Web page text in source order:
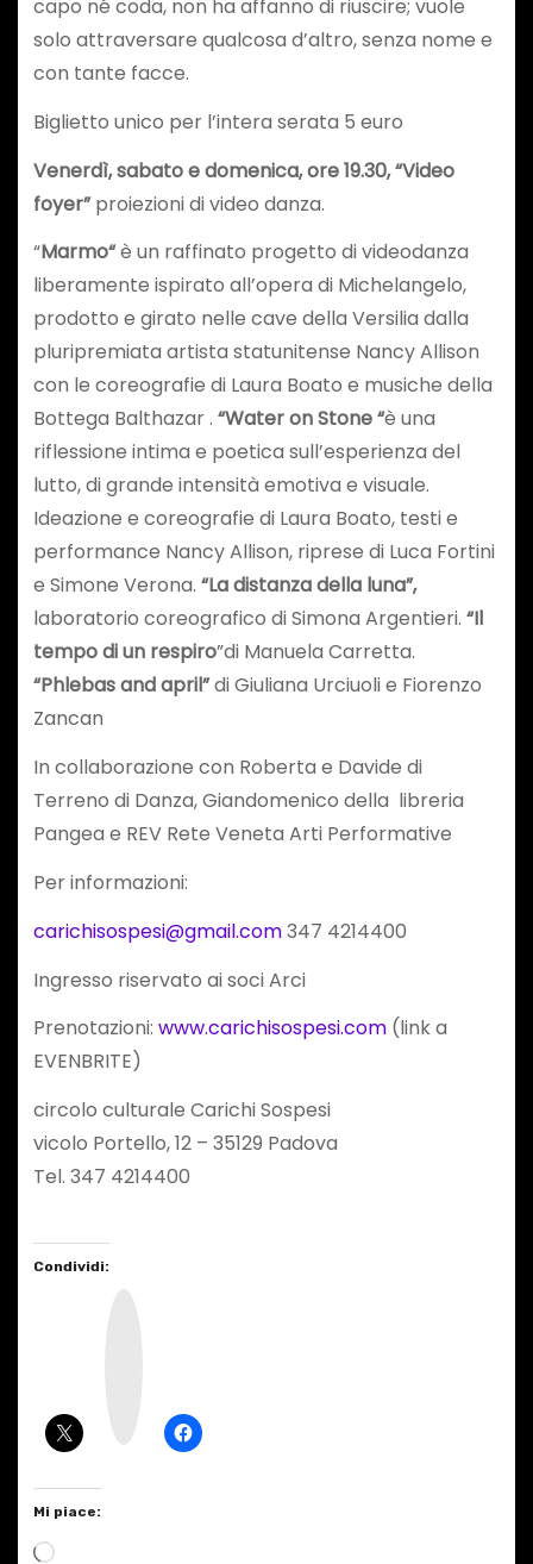
capo né coda, non ha affanno di riuscire; vuole
solo attraversare qualcosa d’altro, senza nome e
con tante facce.
Biglietto unico per l’intera serata 5 euro
Venerdì, sabato e domenica, ore 19.30, “Video
foyer”proiezioni di video danza.
“Marmo“è un raffinato progetto di videodanza
liberamente ispirato all’opera di Michelangelo,
prodotto e girato nelle cave della Versilia dalla
pluripremiata artista statunitense Nancy Allison
con le coreografie di Laura Boato e musiche della
Bottega Balthazar . “Water on Stone “è una
riflessione intima e poetica sull’esperienza del
lutto, di grande intensità emotiva e visuale.
Ideazione e coreografie di Laura Boato, testi e
performance Nancy Allison, riprese di Luca Fortini
e Simone Verona. “La distanza della luna”,
laboratorio coreografico di Simona Argentieri. “Il
tempo di un respiro”di Manuela Carretta.
“Phlebas and april”di Giuliana Urciuoli e Fiorenzo
Zancan
In collaborazione con Roberta e Davide di
Terreno di Danza, Giandomenico della libreria
Pangea e REV Rete Veneta Arti Performative
Per informazioni:
carichisospesi@gmail.com347 4214400
Ingresso riservato ai soci Arci
Prenotazioni: www.carichisospesi.com(link a
EVENBRITE)
circolo culturale Carichi Sospesi
vicolo Portello, 12 – 35129 Padova
Tel. 347 4214400
Condividi:
Mi piace:
C